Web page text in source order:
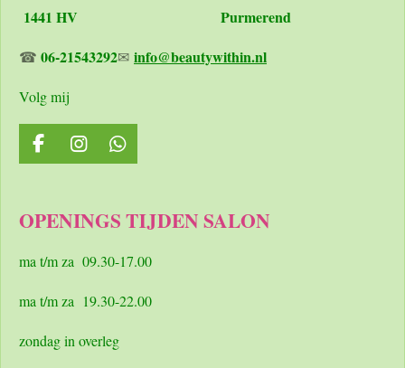
1441 HV Purmerend
☎ 06-21543292✉ info@beautywithin.nl
Volg mij
F
a
b
o
I
n
a
r
m
W
h
s
p
OPENINGS TIJDEN SALON
ma t/m za 09.30-17.00
ma t/m za 19.30-22.00
zondag in overleg